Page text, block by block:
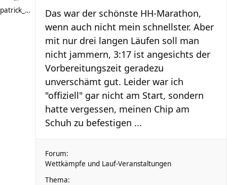
patrick_schere
Das war der schönste HH-Marathon,
wenn auch nicht mein schnellster. Aber
mit nur drei langen Läufen soll man
nicht jammern, 3:17 ist angesichts der
Vorbereitungszeit geradezu
unverschämt gut. Leider war ich
"offiziell" gar nicht am Start, sondern
hatte vergessen, meinen Chip am
Schuh zu befestigen ...
Forum:
Wettkämpfe und Lauf-Veranstaltungen
Thema: